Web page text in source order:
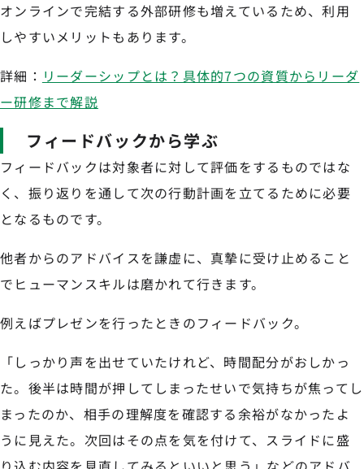
オンラインで完結する外部研修も増えているため、利用
しやすいメリットもあります。
詳細： リーダーシップとは？具体的7つの資質からリーダ
ー研修まで解説
フィードバックから学ぶ
フィードバックは対象者に対して評価をするものではな
く、振り返りを通して次の行動計画を立てるために必要
となるものです。
他者からのアドバイスを謙虚に、真摯に受け止めること
でヒューマンスキルは磨かれて行きます。
例えばプレゼンを行ったときのフィードバック。
「しっかり声を出せていたけれど、時間配分がおしかっ
た。後半は時間が押してしまったせいで気持ちが焦ってし
まったのか、相手の理解度を確認する余裕がなかったよ
うに見えた。次回はその点を気を付けて、スライドに盛